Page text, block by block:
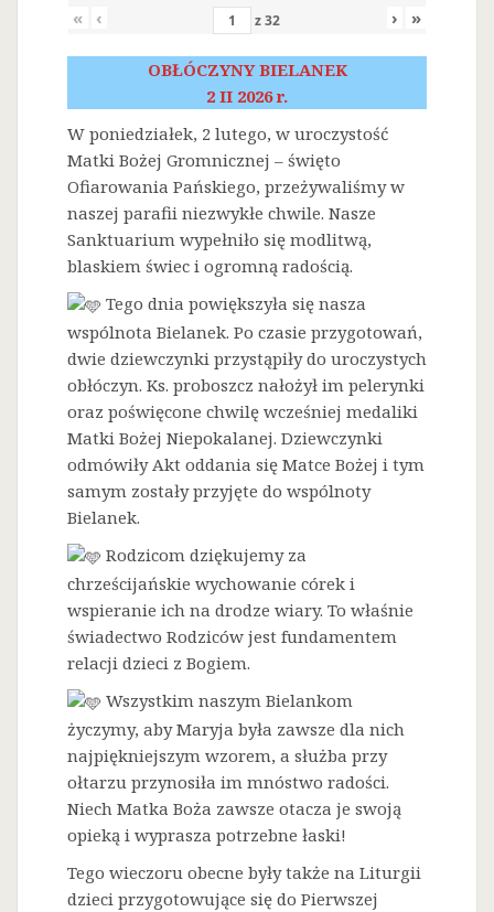
« ‹ z32 › »
OBŁÓCZYNY BIELANEK
2 II 2026 r.
W poniedziałek, 2 lutego, w uroczystość
Matki Bożej Gromnicznej – święto
Ofiarowania Pańskiego, przeżywaliśmy w
naszej parafii niezwykłe chwile. Nasze
Sanktuarium wypełniło się modlitwą,
blaskiem świec i ogromną radością.
Tego dnia powiększyła się nasza
wspólnota Bielanek. Po czasie przygotowań,
dwie dziewczynki przystąpiły do uroczystych
obłóczyn. Ks. proboszcz nałożył im pelerynki
oraz poświęcone chwilę wcześniej medaliki
Matki Bożej Niepokalanej. Dziewczynki
odmówiły Akt oddania się Matce Bożej i tym
samym zostały przyjęte do wspólnoty
Bielanek.
Rodzicom dziękujemy za
chrześcijańskie wychowanie córek i
wspieranie ich na drodze wiary. To właśnie
świadectwo Rodziców jest fundamentem
relacji dzieci z Bogiem.
Wszystkim naszym Bielankom
życzymy, aby Maryja była zawsze dla nich
najpiękniejszym wzorem, a służba przy
ołtarzu przynosiła im mnóstwo radości.
Niech Matka Boża zawsze otacza je swoją
opieką i wyprasza potrzebne łaski!
Tego wieczoru obecne były także na Liturgii
dzieci przygotowujące się do Pierwszej